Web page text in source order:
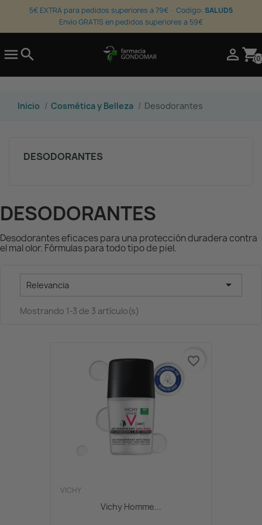
5€ EXTRA para pedidos superiores a 79€ · Codigo: SALUD5
Envio GRATIS en pedidos superiores a 59€
search  shopping_cart
Inicio Cosmética y Belleza Desodorantes
DESODORANTES
DESODORANTES
Desodorantes eficaces para una protección duradera contra
el mal olor. Fórmulas para todo tipo de piel.
Relevancia 
Mostrando 1-3 de 3 artículo(s)
VICHY
Vichy Homme...
favorite_border